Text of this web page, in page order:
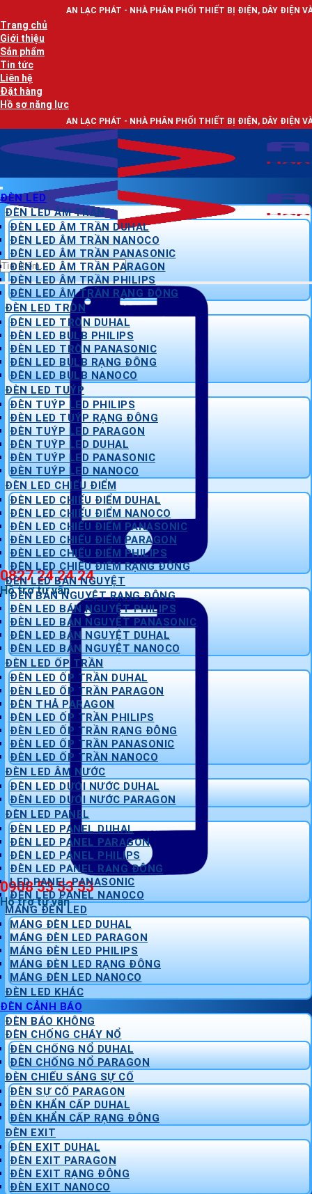
qua
nội
dung
LẠC PHÁT - NHÀ PHÂN PHỐI THIẾT BỊ ĐIỆN, DÂY ĐIỆN VÀ ĐÈN LED CHIẾU
Trang chủ
Giới thiệu
Sản phẩm
Tin tức
Liên hệ
Đặt hàng
Hồ sơ năng lực
LẠC PHÁT - NHÀ PHÂN PHỐI THIẾT BỊ ĐIỆN, DÂY ĐIỆN VÀ ĐÈN LED CHIẾU
Tìm
kiếm:
0827 24 24 24
Hỗ trợ tư vấn
0908 53 53 53
Hỗ trợ tư vấn
ĐÈN LED
ĐÈN LED ÂM TRẦN
ĐÈN LED ÂM TRẦN DUHAL
ĐÈN LED ÂM TRẦN NANOCO
ĐÈN LED ÂM TRẦN PANASONIC
ĐÈN LED ÂM TRẦN PARAGON
ĐÈN LED ÂM TRẦN PHILIPS
ĐÈN LED ÂM TRẦN RẠNG ĐÔNG
ĐÈN LED TRÒN
ĐÈN LED TRÒN DUHAL
ĐÈN LED BULB PHILIPS
ĐÈN LED TRÒN PANASONIC
ĐÈN LED BULB RẠNG ĐÔNG
ĐÈN LED BULB NANOCO
ĐÈN LED TUÝP
ĐÈN TUÝP LED PHILIPS
ĐÈN LED TUÝP RẠNG ĐÔNG
ĐÈN TUÝP LED PARAGON
ĐÈN TUÝP LED DUHAL
ĐÈN TUÝP LED PANASONIC
ĐÈN TUÝP LED NANOCO
ĐÈN LED CHIẾU ĐIỂM
ĐÈN LED CHIẾU ĐIỂM DUHAL
ĐÈN LED CHIẾU ĐIỂM NANOCO
ĐÈN LED CHIẾU ĐIỂM PANASONIC
ĐÈN LED CHIẾU ĐIỂM PARAGON
ĐÈN LED CHIẾU ĐIỂM PHILIPS
ĐÈN LED CHIẾU ĐIỂM RẠNG ĐÔNG
ĐÈN LED BÁN NGUYỆT
ĐÈN BÁN NGUYỆT RẠNG ĐÔNG
ĐÈN LED BÁN NGUYỆT PHILIPS
ĐÈN LED BÁN NGUYỆT PANASONIC
ĐÈN LED BÁN NGUYỆT DUHAL
ĐÈN LED BÁN NGUYỆT NANOCO
ĐÈN LED ỐP TRẦN
ĐÈN LED ỐP TRẦN DUHAL
ĐÈN LED ỐP TRẦN PARAGON
ĐÈN THẢ PARAGON
ĐÈN LED ỐP TRẦN PHILIPS
ĐÈN LED ỐP TRẦN RẠNG ĐÔNG
ĐÈN LED ỐP TRẦN PANASONIC
ĐÈN LED ỐP TRẦN NANOCO
ĐÈN LED ÂM NƯỚC
ĐÈN LED DƯỚI NƯỚC DUHAL
ĐÈN LED DƯỚI NƯỚC PARAGON
ĐÈN LED PANEL
ĐÈN LED PANEL DUHAL
ĐÈN LED PANEL PARAGON
ĐÈN LED PANEL PHILIPS
ĐÈN LED PANEL RẠNG ĐÔNG
LED PANEL PANASONIC
ĐÈN LED PANEL NANOCO
MÁNG ĐÈN LED
MÁNG ĐÈN LED DUHAL
MÁNG ĐÈN LED PARAGON
MÁNG ĐÈN LED PHILIPS
MÁNG ĐÈN LED RẠNG ĐÔNG
MÁNG ĐÈN LED NANOCO
ĐÈN LED KHÁC
ĐÈN CẢNH BÁO
ĐÈN BÁO KHÔNG
ĐÈN CHỐNG CHÁY NỔ
ĐÈN CHỐNG NỔ DUHAL
ĐÈN CHỐNG NỔ PARAGON
ĐÈN CHIẾU SÁNG SỰ CỐ
ĐÈN SỰ CỐ PARAGON
ĐÈN KHẨN CẤP DUHAL
ĐÈN KHẨN CẤP RẠNG ĐÔNG
ĐÈN EXIT
ĐÈN EXIT DUHAL
ĐÈN EXIT PARAGON
ĐÈN EXIT RẠNG ĐÔNG
ĐÈN EXIT NANOCO